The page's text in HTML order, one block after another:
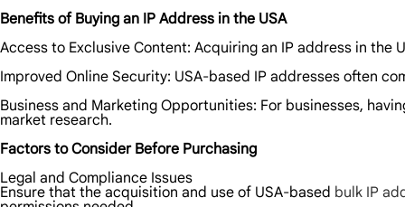
Benefits of Buying an IP Address in the USA
Access to Exclusive Content: Acquiring an IP address in
Improved Online Security: USA-based IP addresses often
Business and Marketing Opportunities: For businesses,
market research.
Factors to Consider Before Purchasing
Legal and Compliance Issues
Ensure that the acquisition and use of USA-based bulk IP